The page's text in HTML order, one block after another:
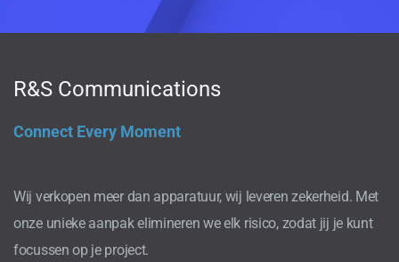
R&S Communications
Connect Every Moment
Wij verkopen meer dan apparatuur, wij leveren zekerheid. Met
onze unieke aanpak elimineren we elk risico, zodat jij je kunt
focussen op je project.